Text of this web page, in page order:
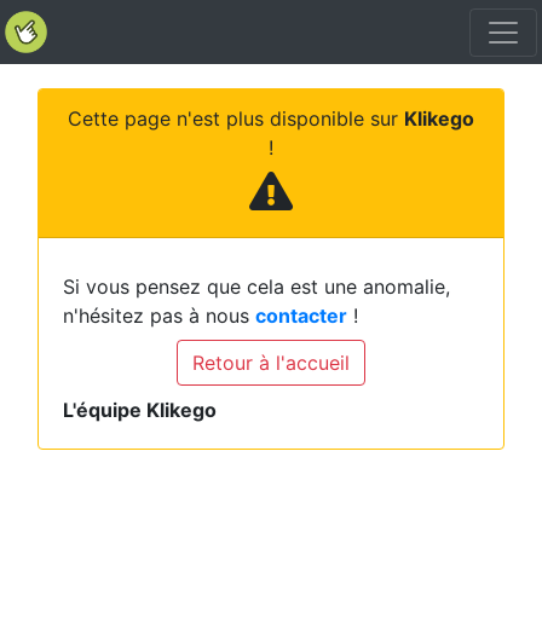
Cette page n'est plus disponible sur Klikego
!
Si vous pensez que cela est une anomalie,
n'hésitez pas à nous contacter !
Retour à l'accueil
L'équipe Klikego